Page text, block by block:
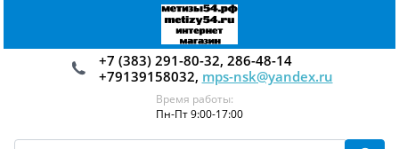
+7 (383) 291-80-32, 286-48-14
+79139158032, mps-nsk@yandex.ru
Время работы:
Пн-Пт 9:00-17:00